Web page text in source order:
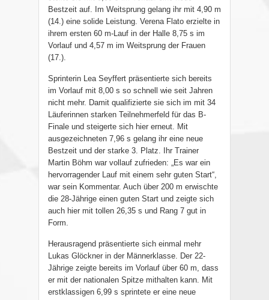
Bestzeit auf. Im Weitsprung gelang ihr mit 4,90 m
(14.) eine solide Leistung. Verena Flato erzielte in
ihrem ersten 60 m-Lauf in der Halle 8,75 s im
Vorlauf und 4,57 m im Weitsprung der Frauen
(17.).
Sprinterin Lea Seyffert präsentierte sich bereits
im Vorlauf mit 8,00 s so schnell wie seit Jahren
nicht mehr. Damit qualifizierte sie sich im mit 34
Läuferinnen starken Teilnehmerfeld für das B-
Finale und steigerte sich hier erneut. Mit
ausgezeichneten 7,96 s gelang ihr eine neue
Bestzeit und der starke 3. Platz. Ihr Trainer
Martin Böhm war vollauf zufrieden: „Es war ein
hervorragender Lauf mit einem sehr guten Start“,
war sein Kommentar. Auch über 200 m erwischte
die 28-Jährige einen guten Start und zeigte sich
auch hier mit tollen 26,35 s und Rang 7 gut in
Form.
Herausragend präsentierte sich einmal mehr
Lukas Glöckner in der Männerklasse. Der 22-
Jährige zeigte bereits im Vorlauf über 60 m, dass
er mit der nationalen Spitze mithalten kann. Mit
erstklassigen 6,99 s sprintete er eine neue